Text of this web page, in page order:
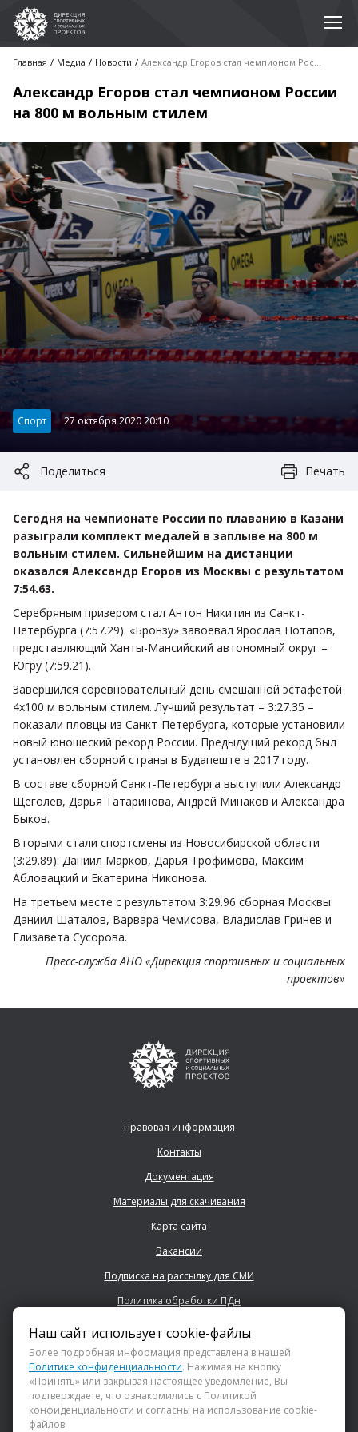
Главная Медиа Новости Александр Егоров стал чемпионом России на 800 м вольным стилем
Александр Егоров стал чемпионом России
на 800 м вольным стилем
Категория:
Спорт 27 октября 2020 20:10
Поделиться Печать
Сегодня на чемпионате России по плаванию в Казани
разыграли комплект медалей в заплыве на 800 м
вольным стилем. Сильнейшим на дистанции
оказался Александр Егоров из Москвы с результатом
7:54.63.
Серебряным призером стал Антон Никитин из Санкт-
Петербурга (7:57.29). «Бронзу» завоевал Ярослав Потапов,
представляющий Ханты-Мансийский автономный округ –
Югру (7:59.21).
Завершился соревновательный день смешанной эстафетой
4х100 м вольным стилем. Лучший результат – 3:27.35 –
показали пловцы из Санкт-Петербурга, которые установили
новый юношеский рекорд России. Предыдущий рекорд был
установлен сборной страны в Будапеште в 2017 году.
В составе сборной Санкт-Петербурга выступили Александр
Щеголев, Дарья Татаринова, Андрей Минаков и Александра
Быков.
Вторыми стали спортсмены из Новосибирской области
(3:29.89): Даниил Марков, Дарья Трофимова, Максим
Абловацкий и Екатерина Никонова.
На третьем месте с результатом 3:29.96 сборная Москвы:
Даниил Шаталов, Варвара Чемисова, Владислав Гринев и
Елизавета Сусорова.
Пресс-служба АНО «Дирекция спортивных и социальных
проектов»
Правовая информация
Контакты
Документация
Материалы для скачивания
Карта сайта
Вакансии
Подписка на рассылку для СМИ
Политика обработки ПДн
+7 (843) 222 0700
info@dsspkazan.ru
Наш сайт использует cookie-файлы
Более подробная информация представлена в нашей
Политике конфиденциальности. Нажимая на кнопку
«Принять» или закрывая настоящее уведомление, Вы
подтверждаете, что ознакомились с Политикой
конфиденциальности и согласны на использование cookie-
файлов.